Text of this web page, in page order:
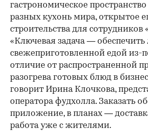
гастрономическое
разных кухонь мира, открытое
строительства для сотрудников
«Ключевая задача —
свежеприготовленной едой из-
отличие от распространенной
разогрева готовых блюд в
говорит Ирина Клочкова,
оператора фудхолла. Заказать
приложение, в планах —
работа уже с жителями.